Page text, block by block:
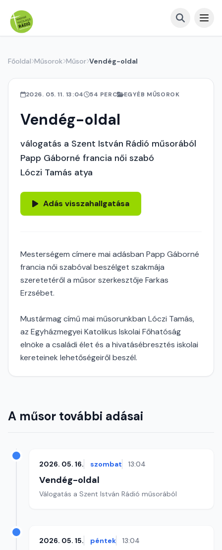
Főoldal Műsorok Műsor Vendég-oldal
2026. 05. 11. 13:04 54 PERC EGYÉB MŰSOROK
Vendég-oldal
válogatás a Szent István Rádió műsorából
Papp Gáborné francia női szabó
Lóczi Tamás atya
Adás visszahallgatása
Mesterségem címere mai adásban Papp Gáborné
francia női szabóval beszélget szakmája
szeretetéről a műsor szerkesztője Farkas
Erzsébet.
Mustármag című mai műsorunkban Lóczi Tamás,
az Egyházmegyei Katolikus Iskolai Főhatóság
elnöke a családi élet és a hivatásébresztés iskolai
kereteinek lehetőségeiről beszél.
A műsor további adásai
2026. 05. 16. szombat 13:04
Vendég-oldal
Válogatás a Szent István Rádió műsorából
2026. 05. 15. péntek 13:04